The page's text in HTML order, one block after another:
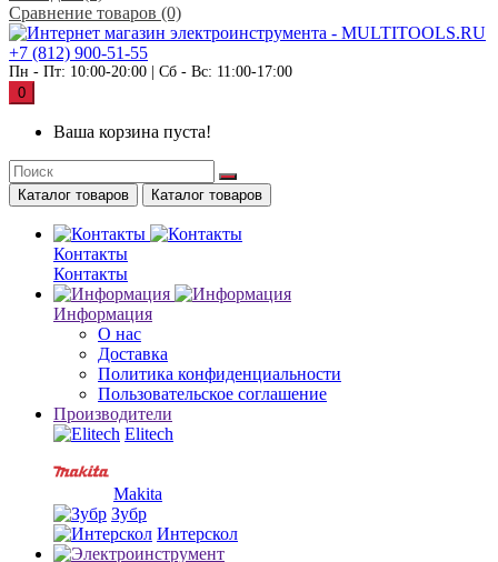
Сравнение товаров (0)
+7 (812) 900-51-55
Пн - Пт: 10:00-20:00 | Сб - Вс: 11:00-17:00
0
Ваша корзина пуста!
Каталог товаров Каталог товаров
Контакты
Контакты
Информация
О нас
Доставка
Политика конфиденциальности
Пользовательское соглашение
Производители
Elitech
Makita
Зубр
Интерскол